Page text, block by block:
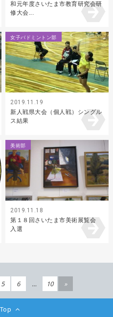
和元年度さいたま市教育研究会研
修大会...
女子バドミントン部
2019.11.19
新人戦県大会（個人戦）シングル
ス結果
美術部
2019.11.18
第１８回さいたま市美術展覧会
入選
5 6 … 10 »